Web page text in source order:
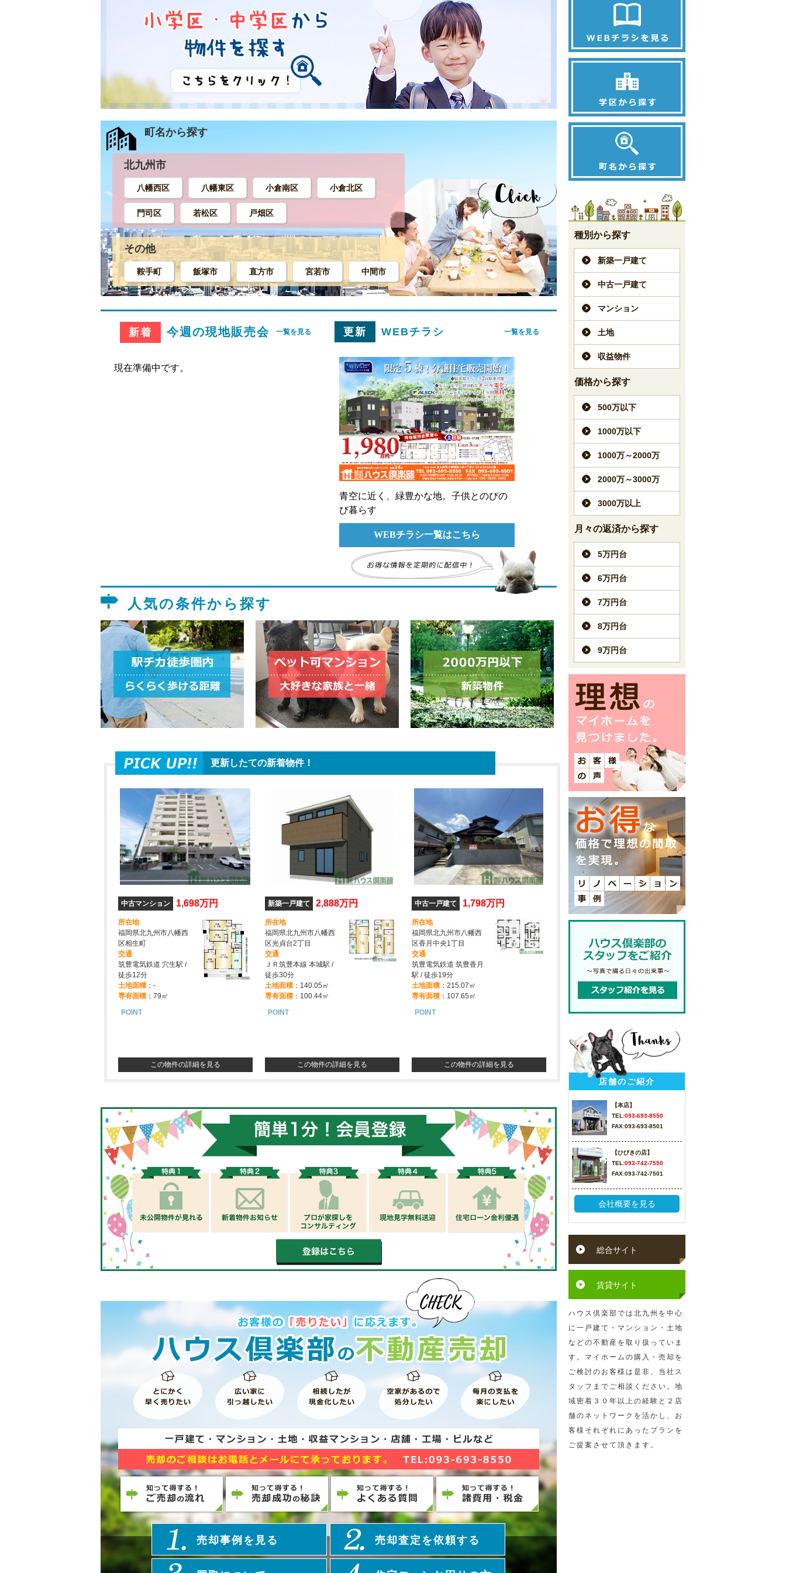
町名から探す
北九州市
八幡西区 八幡東区 小倉南区 小倉北区
門司区 若松区 戸畑区
その他
鞍手町 飯塚市 直方市 宮若市 中間市
新着 今週の現地販売会 一覧を見る 更新 WEBチラシ 一覧を見る
人気の条件から探す
更新したての新着物件！
中古マンション 1,698万円
所在地
福岡県北九州市八幡西
区相生町
交通
筑豊電気鉄道 穴生駅 /
徒歩12分
土地面積：-
専有面積：79㎡
POINT
この物件の詳細を見る
新築一戸建て 2,888万円
所在地
福岡県北九州市八幡西
区光貞台2丁目
交通
ＪＲ筑豊本線 本城駅 /
徒歩30分
土地面積：140.05㎡
専有面積：100.44㎡
POINT
この物件の詳細を見る
中古一戸建て 1,798万円
所在地
福岡県北九州市八幡西
区香月中央1丁目
交通
筑豊電気鉄道 筑豊香月
駅 / 徒歩19分
土地面積：215.07㎡
専有面積：107.65㎡
POINT
この物件の詳細を見る
売却事例を見る 売却査定を依頼する
種別から探す
新築一戸建て
中古一戸建て
マンション
土地
収益物件
価格から探す
500万以下
1000万以下
1000万～2000万
2000万～3000万
3000万以上
月々の返済から探す
5万円台
6万円台
7万円台
8万円台
9万円台
店舗のご紹介
【本店】
TEL:093-693-8550
FAX:093-693-8501
【ひびきの店】
TEL:093-742-7550
FAX:093-742-7501
会社概要を見る
総合サイト
賃貸サイト
ハウス倶楽部では北九州を中心
に一戸建て・マンション・土地
などの不動産を取り扱っていま
す。マイホームの購入・売却を
ご検討のお客様は是非、当社ス
タッフまでご相談ください。地
域密着３０年以上の経験と２店
舗のネットワークを活かし、お
客様それぞれにあったプランを
ご提案させて頂きます。